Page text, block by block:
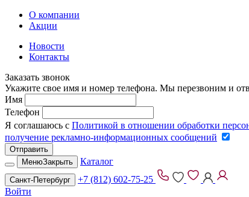
О компании
Акции
Новости
Контакты
Заказать звонок
Укажите свое имя и номер телефона. Мы перезвоним и
Имя
Телефон
Я соглашаюсь с Политикой в отношении обработки
получение рекламно-информационных сообщений
Отправить
МенюЗакрыть Каталог
Санкт-Петербург
+7 (812) 602-75-25
Войти